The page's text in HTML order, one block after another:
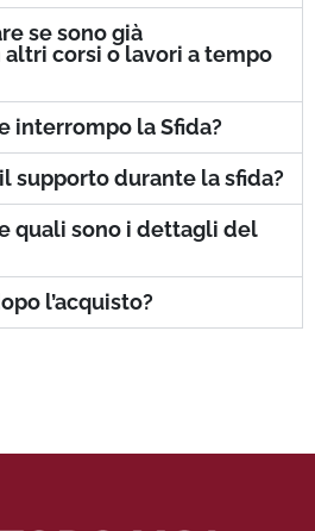
se sono già
corsi o lavori a tempo
interrompo la Sfida?
supporto durante la sfida?
quali sono i dettagli del
l’acquisto?